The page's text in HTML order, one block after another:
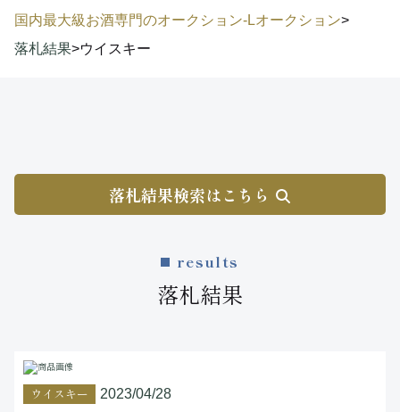
国内最大級お酒専門のオークション-Lオークション>
落札結果>ウイスキー
落札結果検索はこちら
results
落札結果
ウイスキー 2023/04/28